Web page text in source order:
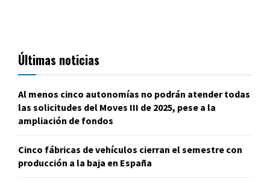
Últimas noticias
Al menos cinco autonomías no podrán atender todas
las solicitudes del Moves III de 2025, pese a la
ampliación de fondos
Cinco fábricas de vehículos cierran el semestre con
producción a la baja en España